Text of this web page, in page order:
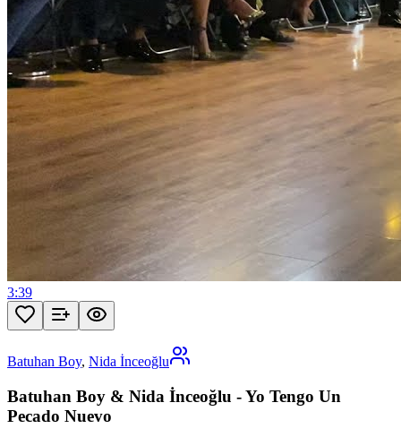
3:39
Batuhan Boy, Nida İnceoğlu
Batuhan Boy & Nida İnceoğlu - Yo Tengo Un
Pecado Nuevo